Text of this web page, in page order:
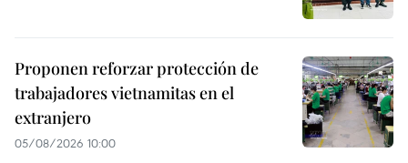
Proponen reforzar protección de
trabajadores vietnamitas en el
extranjero
05/08/2026 10:00